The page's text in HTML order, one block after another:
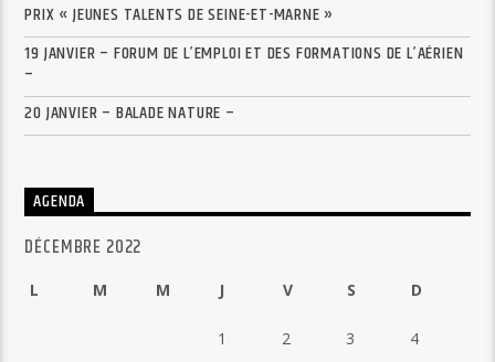
PRIX « JEUNES TALENTS DE SEINE-ET-MARNE »
19 JANVIER – FORUM DE L’EMPLOI ET DES FORMATIONS DE L’AÉRIEN
–
20 JANVIER – BALADE NATURE –
AGENDA
DÉCEMBRE 2022
L M M J V S D
1 2 3
4